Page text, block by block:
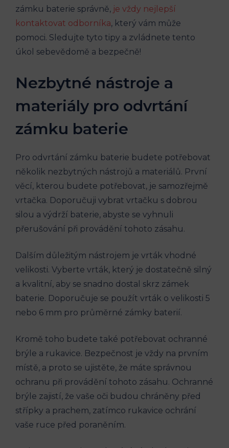
zámku baterie správně, je vždy nejlepší
kontaktovat odborníka, který vám může
pomoci. Sledujte tyto tipy a zvládnete tento
úkol sebevědomě a bezpečně!
Nezbytné nástroje a
materiály pro odvrtání
zámku baterie
Pro odvrtání zámku baterie budete potřebovat
několik nezbytných nástrojů a materiálů. První
věcí, kterou budete potřebovat, je samozřejmě
vrtačka. Doporučuji vybrat vrtačku s dobrou
silou a výdrží baterie, abyste se vyhnuli
přerušování při provádění tohoto zásahu.
Dalším důležitým nástrojem je vrták vhodné
velikosti. Vyberte vrták, který je dostatečně silný
a kvalitní, aby se snadno dostal skrz zámek
baterie. Doporučuje se použít vrták o velikosti 5
nebo 6 mm pro průměrné zámky baterií.
Kromě toho budete také potřebovat ochranné
brýle a rukavice. Bezpečnost je vždy na prvním
místě, a proto se ujistěte, že máte správnou
ochranu při provádění tohoto zásahu. Ochranné
brýle zajistí, že vaše oči budou chráněny před
střípky a prachem, zatímco rukavice ochrání
vaše ruce před poraněním.